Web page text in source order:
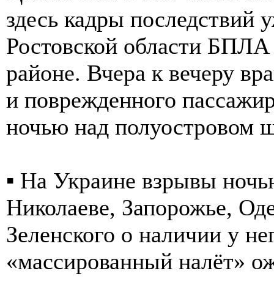
здесь кадры последствий
Ростовской области
районе. Вчера к вечеру
и поврежденного
ночью над полуостровом
▪️ На Украине взрывы
Николаеве, Запорожье,
Зеленского о наличии у
«массированный налёт»